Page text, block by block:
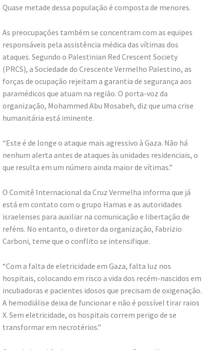
Quase metade dessa população é composta de menores.
As preocupações também se concentram com as equipes
responsáveis pela assistência médica das vítimas dos
ataques. Segundo o Palestinian Red Crescent Society
(PRCS), a Sociedade do Crescente Vermelho Palestino, as
forças de ocupação rejeitam a garantia de segurança aos
paramédicos que atuam na região. O porta-voz da
organização, Mohammed Abu Mosabeh, diz que uma crise
humanitária está iminente.
“Este é de longe o ataque mais agressivo à Gaza. Não há
nenhum alerta antes de ataques às unidades residenciais, o
que resulta em um número ainda maior de vítimas.”
O Comitê Internacional da Cruz Vermelha informa que já
está em contato com o grupo Hamas e as autoridades
israelenses para auxiliar na comunicação e libertação de
reféns. No entanto, o diretor da organização, Fabrizio
Carboni, teme que o conflito se intensifique.
“Com a falta de eletricidade em Gaza, falta luz nos
hospitais, colocando em risco a vida dos recém-nascidos em
incubadoras e pacientes idosos que precisam de oxigenação.
A hemodiálise deixa de funcionar e não é possível tirar raios
X. Sem eletricidade, os hospitais correm perigo de se
transformar em necrotérios.”